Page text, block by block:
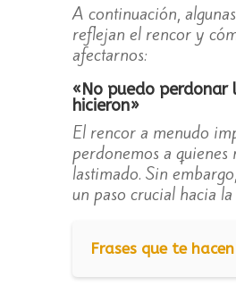
A continuación,
reflejan el rencor y
afectarnos:
«No puedo perdonar
hicieron»
El rencor a menudo
perdonemos a quienes
lastimado. Sin
un paso crucial hacia la
Frases que te